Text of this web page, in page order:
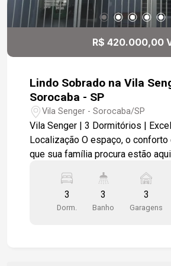
R$ 420.000,00
Lindo Sobrado na Vila
Sorocaba - SP
Vila Senger - Sorocaba/SP
Vila Senger | 3 Dormitórios |
Localização O espaço, o
que sua família procura estão aqui!
dos espaços e uma localização
próxima à serviços e facilidades. Destaques do
imóvel: 3 dormitórios espaçosos; 3 banheiros;
3
Dorm.
3
Banho
3
Garagens